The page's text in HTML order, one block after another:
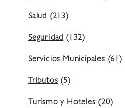
Salud (213)
Seguridad (132)
Servicios Municipales (61)
Tributos (5)
Turismo y Hoteles (20)